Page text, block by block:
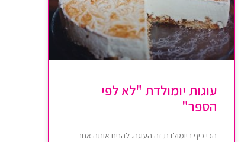
עוגות יומולדת "לא לפי
הספר"
הכי כיף ביומולדת זה העוגה. להניח אותה אחר